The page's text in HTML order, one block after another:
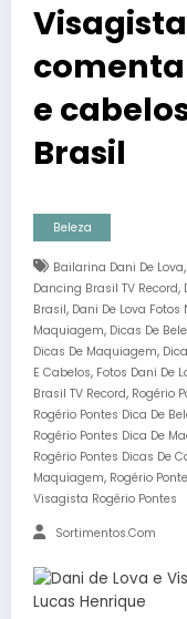
e
Brasil
Beleza
Bailarina Dani De Lova,
Dancing Brasil TV Record,
Brasil, Dani De Lova Fotos
Maquiagem, Dicas De
Dicas De Maquiagem,
E Cabelos, Fotos Dani De
Brasil TV Record, Rogério
Rogério Pontes Dica De
Rogério Pontes Dica De
Rogério Pontes Dicas De
Maquiagem, Rogério
Visagista Rogério Pontes
Sortimentos.com